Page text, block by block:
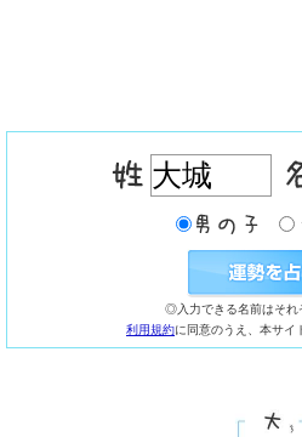
◎入力できる名前はそれ
利用規約に同意のうえ、本サイ